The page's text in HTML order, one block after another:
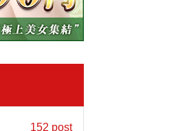
152 post